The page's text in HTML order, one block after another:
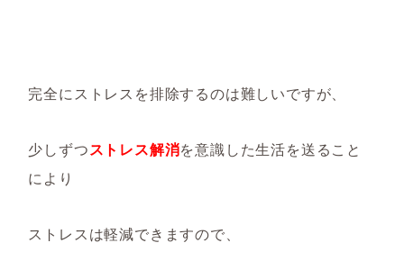
完全にストレスを排除するのは難しいですが、
少しずつストレス解消を意識した生活を送ること
により
ストレスは軽減できますので、